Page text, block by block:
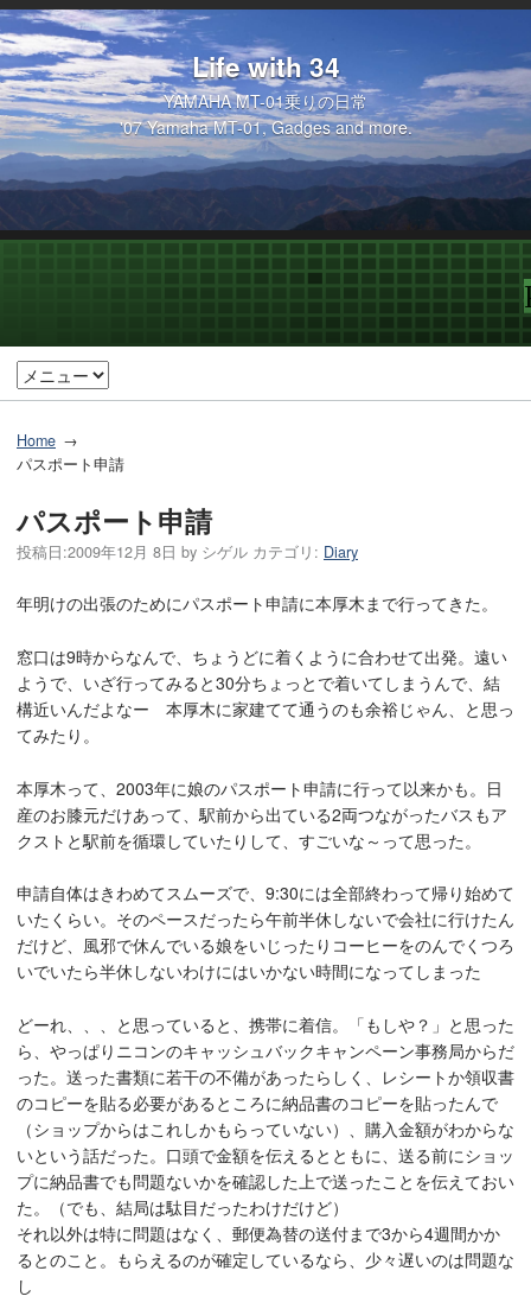
Life with 34
YAMAHA MT-01乗りの日常
'07 Yamaha MT-01, Gadges and more.
Home
パスポート申請
パスポート申請
投稿日:2009年12月 8日 by シゲル カテゴリ: Diary
年明けの出張のためにパスポート申請に本厚木まで行ってきた。
窓口は9時からなんで、ちょうどに着くように合わせて出発。遠い
ようで、いざ行ってみると30分ちょっとで着いてしまうんで、結
構近いんだよなー 本厚木に家建てて通うのも余裕じゃん、と思っ
てみたり。
本厚木って、2003年に娘のパスポート申請に行って以来かも。日
産のお膝元だけあって、駅前から出ている2両つながったバスもア
クストと駅前を循環していたりして、すごいな～って思った。
申請自体はきわめてスムーズで、9:30には全部終わって帰り始めて
いたくらい。そのペースだったら午前半休しないで会社に行けたん
だけど、風邪で休んでいる娘をいじったりコーヒーをのんでくつろ
いでいたら半休しないわけにはいかない時間になってしまった
どーれ、、、と思っていると、携帯に着信。「もしや？」と思った
ら、やっぱりニコンのキャッシュバックキャンペーン事務局からだ
った。送った書類に若干の不備があったらしく、レシートか領収書
のコピーを貼る必要があるところに納品書のコピーを貼ったんで
（ショップからはこれしかもらっていない）、購入金額がわからな
いという話だった。口頭で金額を伝えるとともに、送る前にショッ
プに納品書でも問題ないかを確認した上で送ったことを伝えておい
た。（でも、結局は駄目だったわけだけど）
それ以外は特に問題はなく、郵便為替の送付まで3から4週間かか
るとのこと。もらえるのが確定しているなら、少々遅いのは問題な
し